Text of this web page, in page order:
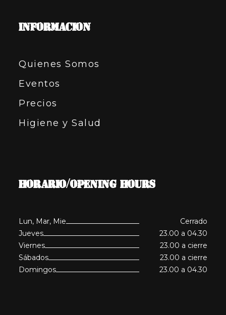
INFORMACION
Quienes Somos
Eventos
Precios
Higiene y Salud
HORARIO/OPENING HOURS
Lun, Mar, Mie
Cerrado
Jueves
23.00 a 04.30
Viernes
23.00 a cierre
Sábados
23.00 a cierre
Domingos
23.00 a 04.30